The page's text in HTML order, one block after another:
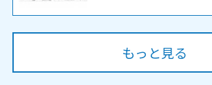
1,196.4746万円
172.72㎡ / 52.24坪
1,208.1021万円
165.03㎡ / 49.92坪
1,215.9641万円
177.08㎡ / 53.56坪
1,226.054万円
176.99㎡ / 53.53坪
1,236.3296万円
164.80㎡ / 49.85坪
1,239.6099万円
172.18㎡ / 52.08坪
1,279.2011万円
173.31㎡ / 52.42坪
1,280.6773万円
173.51㎡ / 52.48坪
1,281.0152万円
174.27㎡ / 52.71坪
1,282.0797万円
173.70㎡ / 52.54坪
1,282.8402万円
172.39㎡ / 52.14坪
1,291.1747万円
173.51㎡ / 52.48坪
1,291.4723万円
173.55㎡ / 52.49坪
1,291.6944万円
172.18㎡ / 52.08坪
1,299.1213万円
173.17㎡ / 52.38坪
1,302.7743万円
174.36㎡ / 52.74坪
1,310.237万円
181.99㎡ / 55.05坪
1,322.0569万円
177.66㎡ / 53.74坪
1,324.1405万円
177.94㎡ / 53.82坪
1,459.4415万円
219.30㎡ / 66.33坪
もっと見る